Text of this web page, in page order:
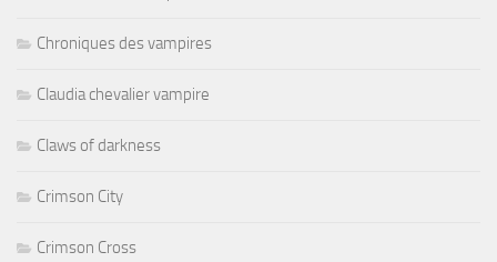
Chroniques des vampires
Claudia chevalier vampire
Claws of darkness
Crimson City
Crimson Cross